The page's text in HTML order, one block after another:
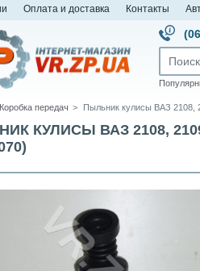
Оплата и доставка Контакты
Коробка передач Пыльник кулисы ВАЗ 2108,
КУЛИСЫ ВАЗ 2108, 2109,